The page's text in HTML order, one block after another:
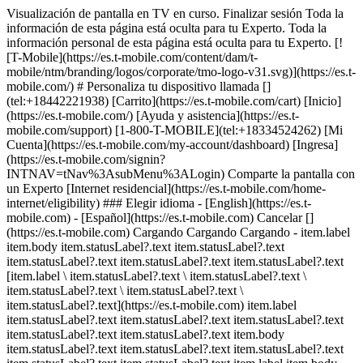
Visualización de pantalla en TV en curso. Finalizar sesión Toda la
información de esta página está oculta para tu Experto. Toda la
información personal de esta página está oculta para tu Experto. [!
[T-Mobile](https://es.t-mobile.com/content/dam/t-
mobile/ntm/branding/logos/corporate/tmo-logo-v31.svg)](https://es.t-
mobile.com/) # ​​​​​​​Personaliza tu dispositivo llamada []
(tel:+18442221938) [Carrito](https://es.t-mobile.com/cart) [Inicio]
(https://es.t-mobile.com/) [Ayuda y asistencia](https://es.t-
mobile.com/support) [1-800-T-MOBILE](tel:+18334524262) [Mi
Cuenta](https://es.t-mobile.com/my-account/dashboard) [Ingresa]
(https://es.t-mobile.com/signin?
INTNAV=tNav%3AsubMenu%3ALogin) Comparte la pantalla con
un Experto [Internet residencial](https://es.t-mobile.com/home-
internet/eligibility) ### Elegir idioma - [English](https://es.t-
mobile.com) - [Español](https://es.t-mobile.com) Cancelar []
(https://es.t-mobile.com) Cargando Cargando Cargando - item.label
item.body item.statusLabel?.text item.statusLabel?.text
item.statusLabel?.text item.statusLabel?.text item.statusLabel?.text
[item.label \ item.statusLabel?.text \ item.statusLabel?.text \
item.statusLabel?.text \ item.statusLabel?.text \
item.statusLabel?.text](https://es.t-mobile.com) item.label
item.statusLabel?.text item.statusLabel?.text item.statusLabel?.text
item.statusLabel?.text item.statusLabel?.text item.body
item.statusLabel?.text item.statusLabel?.text item.statusLabel?.text